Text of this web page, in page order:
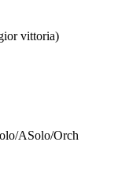
vittoria)
ASolo/Orch